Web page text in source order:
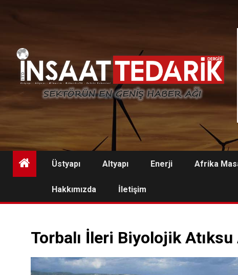
Üstyapı Altyapı Enerji Afrika
Hakkımızda İletişim
Torbalı İleri Biyolojik